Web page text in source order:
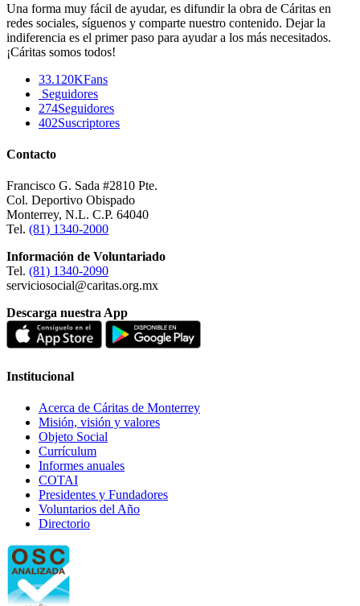
Una forma muy fácil de ayudar, es difundir la obra de Cáritas en
redes sociales, síguenos y comparte nuestro contenido. Dejar la
indiferencia es el primer paso para ayudar a los más necesitados.
¡Cáritas somos todos!
33.120KFans
Seguidores
274Seguidores
402Suscriptores
Contacto
Francisco G. Sada #2810 Pte.
Col. Deportivo Obispado
Monterrey, N.L. C.P. 64040
Tel. (81) 1340-2000
Información de Voluntariado
Tel. (81) 1340-2090
serviciosocial@caritas.org.mx
Descarga nuestra App
Institucional
Acerca de Cáritas de Monterrey
Misión, visión y valores
Objeto Social
Currículum
Informes anuales
COTAI
Presidentes y Fundadores
Voluntarios del Año
Directorio